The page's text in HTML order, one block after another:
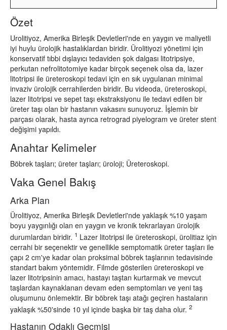
Özet
Urolitiyoz, Amerika Birleşik Devletleri'nde en yaygın ve maliyetli
iyi huylu ürolojik hastalıklardan biridir. Ürolitiyozi yönetimi için
konservatif tıbbi dışlayıcı tedaviden şok dalgası litotripsiye,
perkutan nefrolitotomiye kadar birçok seçenek olsa da, lazer
litotripsi ile üreteroskopi tedavi için en sık uygulanan minimal
invaziv ürolojik cerrahilerden biridir. Bu videoda, üreteroskopi,
lazer litotripsi ve sepet taşı ekstraksiyonu ile tedavi edilen bir
üreter taşı olan bir hastanın vakasını sunuyoruz. İşlemin bir
parçası olarak, hasta ayrıca retrograd piyelogram ve üreter stent
değişimi yapıldı.
Anahtar Kelimeler
Böbrek taşları; üreter taşları; üroloji; Üreteroskopi.
Vaka Genel Bakış
Arka Plan
Ürolitiyoz, Amerika Birleşik Devletleri'nde yaklaşık %10 yaşam
boyu yaygınlığı olan en yaygın ve kronik tekrarlayan ürolojik
durumlardan biridir. 1 Lazer litotripsi ile üreteroskopi, ürolitiaz için
cerrahi bir seçenektir ve genellikle semptomatik üreter taşları ile
çapı 2 cm'ye kadar olan proksimal böbrek taşlarının tedavisinde
standart bakım yöntemidir. Filmde gösterilen üreteroskopi ve
lazer litotripsinin amacı, hastayı taştan kurtarmak ve mevcut
taşlardan kaynaklanan devam eden semptomları ve yeni taş
oluşumunu önlemektir. Bir böbrek taşı atağı geçiren hastaların
yaklaşık %50'sinde 10 yıl içinde başka bir taş daha olur. 2
Hastanın Odaklı Geçmişi